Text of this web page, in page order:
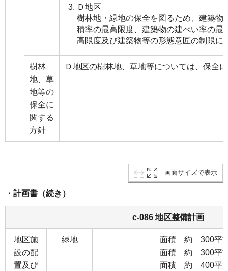
Ｄ地区
樹林地・緑地の保全を図るため、建築物
積率の最高限度、建築物の建ぺい率の最
高限度及び建築物等の形態意匠の制限に
樹林
地、草
地等の
保全に
関する
方針
Ｄ地区の樹林地、草地等については、保全
画面サイズで表示
・計画書（続き）
c-086 地区整備計画
地区施
設の配
置及び
緑地
面積 約 300平
面積 約 300平
面積 約 400平